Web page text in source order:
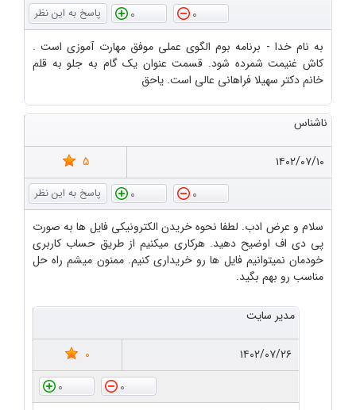
0
0
به نام خدا - برنامه بوم الگوی عملی موفق مهارت آموزی است .
کاش غنیمت شمرده شود. قسمت عنوان یک گام به جلو به قلم
خانم دکتر سهیلا فراهانی عالی است. یاحق
ناشناس
۱۴۰۲/۰۷/۱۰
5
0
0
سلام و عرض ادب. لطفا نحوه خریدن الکترونیکی فایل ها به صورت
پی دی اف اوضیح دهید. هرکاری میکنیم از طریق حساب کاربری
خودمان نمیتوانیم فایل ها رو خریداری کنیم. ممنون میشم راه حل
مناسب رو بهم بگید.
مدیر سایت
۱۴۰۲/۰۷/۲۶
0
0
0